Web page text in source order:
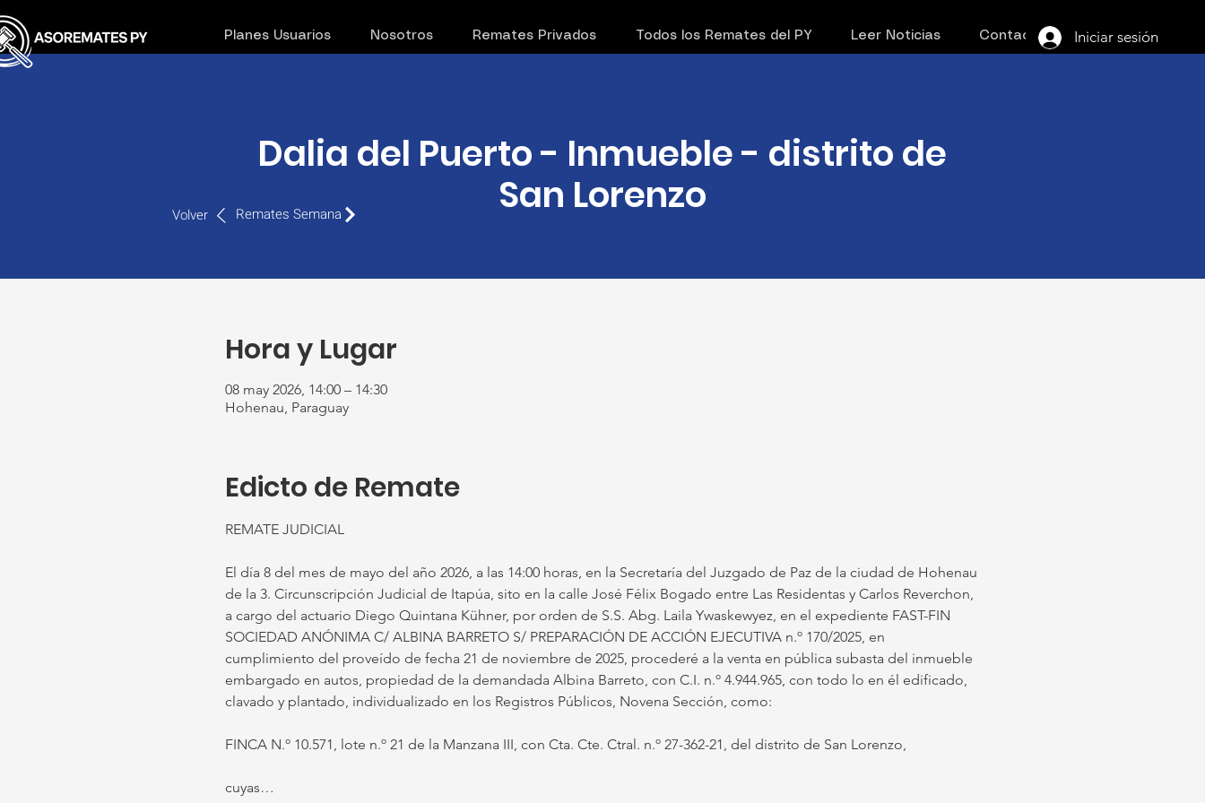
Planes Usuarios Nosotros Remates Privados Todos los Remates del PY Leer Noticias Contacto Iniciar sesión
Dalia del Puerto - Inmueble - distrito de
San Lorenzo
Hora y Lugar
08 may 2026, 14:00 – 14:30
Hohenau, Paraguay
Edicto de Remate
REMATE JUDICIAL
El día 8 del mes de mayo del año 2026, a las 14:00 horas, en la Secretaría del Juzgado de Paz de la ciudad de Hohenau
de la 3. Circunscripción Judicial de Itapúa, sito en la calle José Félix Bogado entre Las Residentas y Carlos Reverchon,
a cargo del actuario Diego Quintana Kühner, por orden de S.S. Abg. Laila Ywaskewyez, en el expediente FAST-FIN
SOCIEDAD ANÓNIMA C/ ALBINA BARRETO S/ PREPARACIÓN DE ACCIÓN EJECUTIVA n.º 170/2025, en
cumplimiento del proveído de fecha 21 de noviembre de 2025, procederé a la venta en pública subasta del inmueble
embargado en autos, propiedad de la demandada Albina Barreto, con C.I. n.º 4.944.965, con todo lo en él edificado,
clavado y plantado, individualizado en los Registros Públicos, Novena Sección, como:
FINCA N.º 10.571, lote n.º 21 de la Manzana III, con Cta. Cte. Ctral. n.º 27-362-21, del distrito de San Lorenzo,
cuyas…
Remates Semana
Volver